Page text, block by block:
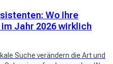
Wo Ihre
Jahr 2026 wirklich
Suche verändern die Art und